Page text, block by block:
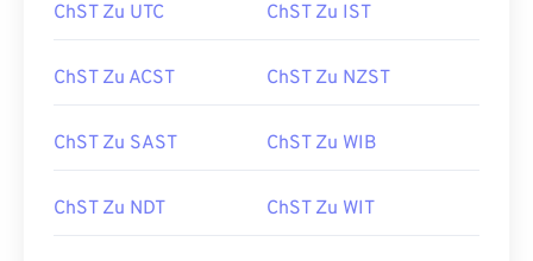
ChST Zu UTC ChST Zu IST
ChST Zu ACST ChST Zu NZST
ChST Zu SAST ChST Zu WIB
ChST Zu NDT ChST Zu WIT